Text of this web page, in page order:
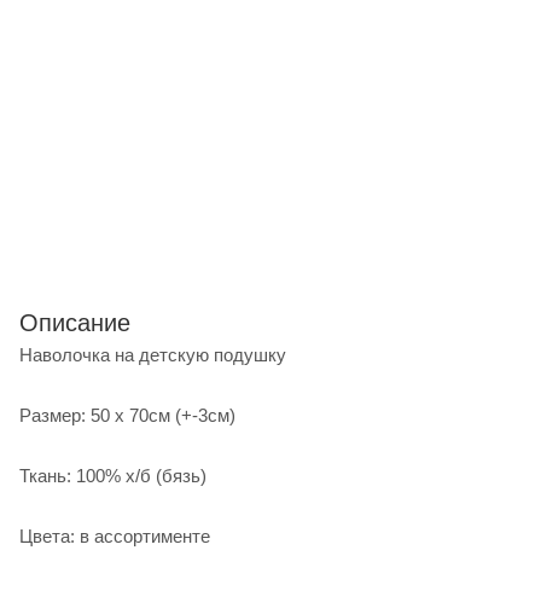
Описание
Наволочка на детскую подушку
Размер: 50 х 70см (+-3см)
Ткань: 100% х/б (бязь)
Цвета: в ассортименте